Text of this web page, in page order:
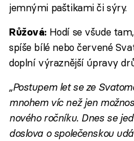
jemnými paštikami či sýry.
Růžová: Hodí se všude
spíše bílé nebo červené
doplní výraznější úpravy
„Postupem let se ze
mnohem víc než jen
nového ročníku. Dnes se
doslova o společenskou